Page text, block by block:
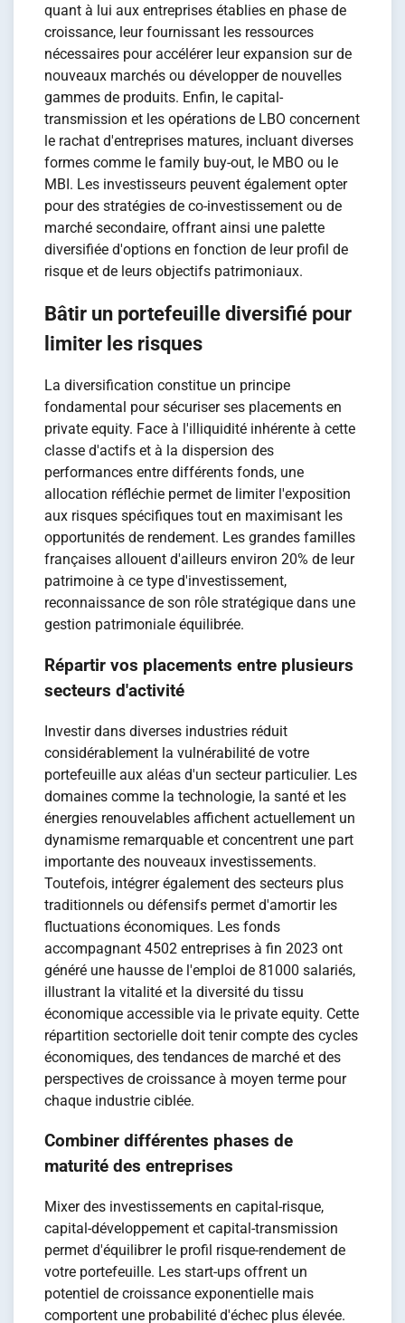
quant à lui aux entreprises établies en phase de
croissance, leur fournissant les ressources
nécessaires pour accélérer leur expansion sur de
nouveaux marchés ou développer de nouvelles
gammes de produits. Enfin, le capital-
transmission et les opérations de LBO concernent
le rachat d'entreprises matures, incluant diverses
formes comme le family buy-out, le MBO ou le
MBI. Les investisseurs peuvent également opter
pour des stratégies de co-investissement ou de
marché secondaire, offrant ainsi une palette
diversifiée d'options en fonction de leur profil de
risque et de leurs objectifs patrimoniaux.
Bâtir un portefeuille diversifié pour
limiter les risques
La diversification constitue un principe
fondamental pour sécuriser ses placements en
private equity. Face à l'illiquidité inhérente à cette
classe d'actifs et à la dispersion des
performances entre différents fonds, une
allocation réfléchie permet de limiter l'exposition
aux risques spécifiques tout en maximisant les
opportunités de rendement. Les grandes familles
françaises allouent d'ailleurs environ 20% de leur
patrimoine à ce type d'investissement,
reconnaissance de son rôle stratégique dans une
gestion patrimoniale équilibrée.
Répartir vos placements entre plusieurs
secteurs d'activité
Investir dans diverses industries réduit
considérablement la vulnérabilité de votre
portefeuille aux aléas d'un secteur particulier. Les
domaines comme la technologie, la santé et les
énergies renouvelables affichent actuellement un
dynamisme remarquable et concentrent une part
importante des nouveaux investissements.
Toutefois, intégrer également des secteurs plus
traditionnels ou défensifs permet d'amortir les
fluctuations économiques. Les fonds
accompagnant 4502 entreprises à fin 2023 ont
généré une hausse de l'emploi de 81000 salariés,
illustrant la vitalité et la diversité du tissu
économique accessible via le private equity. Cette
répartition sectorielle doit tenir compte des cycles
économiques, des tendances de marché et des
perspectives de croissance à moyen terme pour
chaque industrie ciblée.
Combiner différentes phases de
maturité des entreprises
Mixer des investissements en capital-risque,
capital-développement et capital-transmission
permet d'équilibrer le profil risque-rendement de
votre portefeuille. Les start-ups offrent un
potentiel de croissance exponentielle mais
comportent une probabilité d'échec plus élevée.